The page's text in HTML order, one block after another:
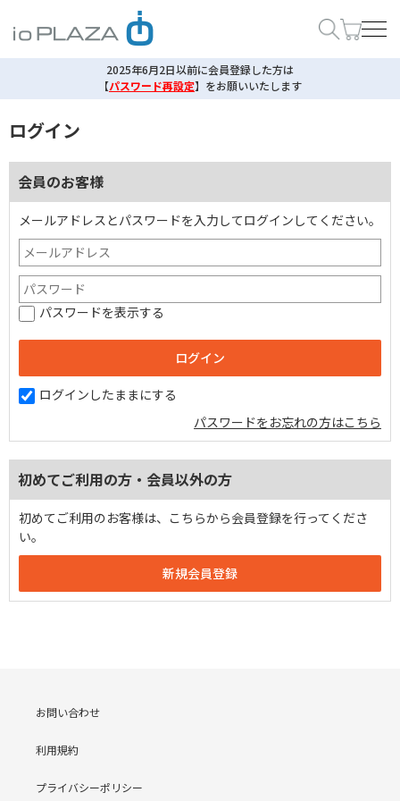
2025年6月2日以前に会員登録した方は
【パスワード再設定】 をお願いいたします
ログイン
会員のお客様
メールアドレスとパスワードを入力してログインしてください。
パスワードを表示する
ログインしたままにする
パスワードをお忘れの方はこちら
初めてご利用の方・会員以外の方
初めてご利用のお客様は、こちらから会員登録を行ってくださ
い。
お問い合わせ
利用規約
プライバシーポリシー